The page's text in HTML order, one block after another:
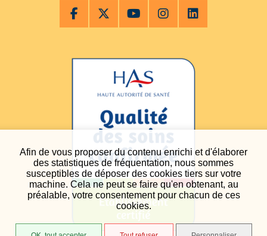
Afin de vous proposer du contenu enrichi et d'élaborer
des statistiques de fréquentation, nous sommes
susceptibles de déposer des cookies tiers sur votre
machine. Cela ne peut se faire qu'en obtenant, au
préalable, votre consentement pour chacun de ces
cookies.